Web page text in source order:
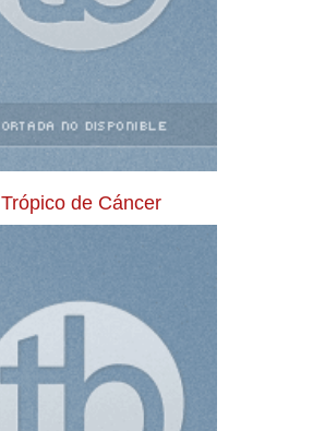
Trópico de Cáncer